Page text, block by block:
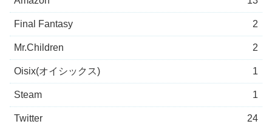
Final Fantasy 2
Mr.Children 2
Oisix(オイシックス) 1
Steam 1
Twitter 24